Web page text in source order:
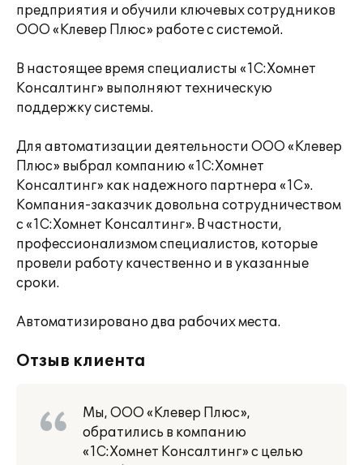
предприятия и обучили ключевых сотрудников
ООО «Клевер Плюс» работе с системой.
В настоящее время специалисты «1С:Хомнет
Консалтинг» выполняют техническую
поддержку системы.
Для автоматизации деятельности ООО «Клевер
Плюс» выбрал компанию «1С:Хомнет
Консалтинг» как надежного партнера «1С».
Компания-заказчик довольна сотрудничеством
с «1С:Хомнет Консалтинг». В частности,
профессионализмом специалистов, которые
провели работу качественно и в указанные
сроки.
Автоматизировано два рабочих места.
Отзыв клиента
Мы, ООО «Клевер Плюс»,
обратились в компанию
«1С:Хомнет Консалтинг» с целью